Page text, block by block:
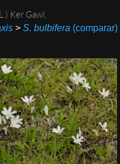
Ker Gawl.
> S. bulbifera (comparar)